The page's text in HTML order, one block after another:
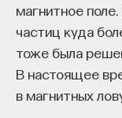
магнитное
частиц куда
тоже была
В настоящее
в магнитных